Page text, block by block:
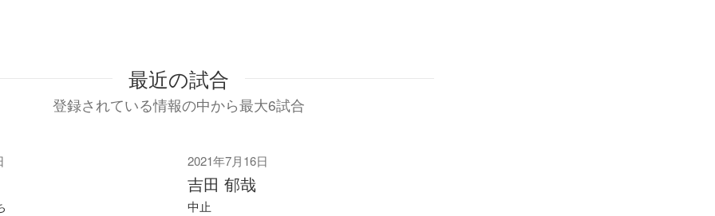
最近の試合
登録されている情報の中から最大6試合
2021年7月16日
吉田 郁哉
中止